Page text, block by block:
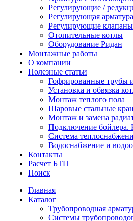
Регулирующие /
Регулирующая
Регулирующие
Отопительные котлы
Оборудование Ридан
Монтажные работы
О компании
Полезные статьи
Гофрированные трубы
Установка и обвязка
Монтаж теплого пола
Шаровые стальные
Монтаж и замена
Подключение бойлера.
Система
Водоснабжение и
Контакты
Расчет БТП
Поиск
Главная
Каталог
Трубопроводная
Системы